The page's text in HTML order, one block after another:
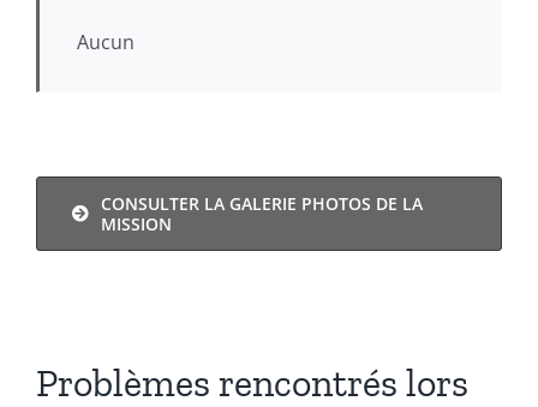
Aucun
CONSULTER LA GALERIE PHOTOS DE LA
MISSION
Problèmes rencontrés lors